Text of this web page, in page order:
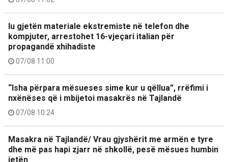
Iu gjetën materiale ekstremiste në telefon dhe
kompjuter, arrestohet 16-vjeçari italian për
propagandë xhihadiste
07/08 11:00
“Isha përpara mësueses sime kur u qëllua”, rrëfimi i
nxënëses që i mbijetoi masakrës në Tajlandë
07/08 10:24
Masakra në Tajlandë/ Vrau gjyshërit me armën e tyre
dhe më pas hapi zjarr në shkollë, pesë mësues humbin
jetën